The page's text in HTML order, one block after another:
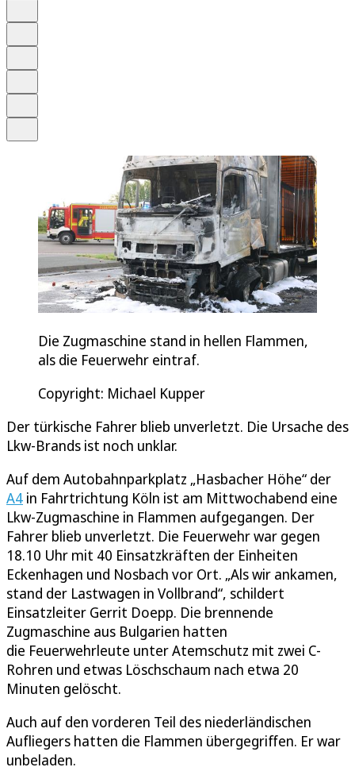
Die Zugmaschine stand in hellen Flammen,
als die Feuerwehr eintraf.
Copyright: Michael Kupper
Der türkische Fahrer blieb unverletzt. Die Ursache des
Lkw-Brands ist noch unklar.
Auf dem Autobahnparkplatz „Hasbacher Höhe“ der
A4 in Fahrtrichtung Köln ist am Mittwochabend eine
Lkw-Zugmaschine in Flammen aufgegangen. Der
Fahrer blieb unverletzt. Die Feuerwehr war gegen
18.10 Uhr mit 40 Einsatzkräften der Einheiten
Eckenhagen und Nosbach vor Ort. „Als wir ankamen,
stand der Lastwagen in Vollbrand“, schildert
Einsatzleiter Gerrit Doepp. Die brennende
Zugmaschine aus Bulgarien hatten
die Feuerwehrleute unter Atemschutz mit zwei C-
Rohren und etwas Löschschaum nach etwa 20
Minuten gelöscht.
Auch auf den vorderen Teil des niederländischen
Aufliegers hatten die Flammen übergegriffen. Er war
unbeladen.